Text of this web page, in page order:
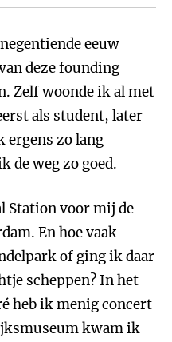
eeuw
deze founding
Zelf woonde ik al met
als student, later
ergens zo lang
de weg zo goed.
Station voor mij de
En hoe vaak
of ging ik daar
scheppen? In het
heb ik menig concert
kwam ik